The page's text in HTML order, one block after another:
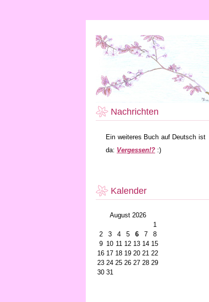
Nachrichten
Ein weiteres Buch auf Deutsch ist
da: Vergessen!? :)
Kalender
August 2026
1
2
3 4 5 6 7
8
9 10 11 12 13 14 15
16 17 18 19 20 21 22
23 24 25 26 27 28 29
30 31